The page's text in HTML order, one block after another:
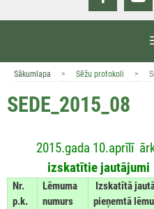
Sākumlapa > Sēžu protokoli >
SEDE_2015_08
2015.gada 10.aprīlī
izskatītie jautājumi
Nr.
p.k.
Lēmuma
numurs
Izskatītā
pieņemtā